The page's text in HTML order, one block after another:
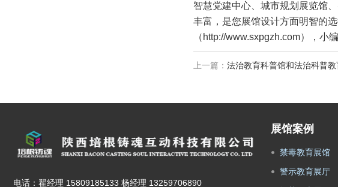
智慧党建中心、城市规划展览馆
丰富，是您展馆设计方面明智的
（http://www.sxpgzh.com），小
上一篇： 法治教育科普馆和法治科普教
电话：翟经理 15809185133 杨经理 13259706890
展馆案例
禁毒教育展馆
警示教育展厅